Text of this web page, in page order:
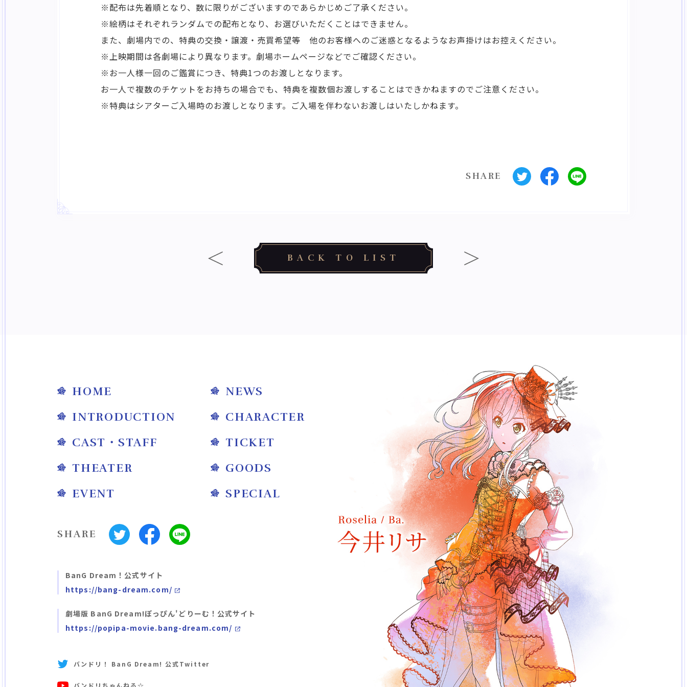
HOME NEWS
INTRODUCTION
※配布は先着順となり、数に限りがございますのであらかじめご了承ください。
※絵柄はそれぞれランダムでの配布となり、お選びいただくことはできません。
また、劇場内での、特典の交換・譲渡・売買希望等 他のお客様へのご迷惑となるようなお声掛けはお控えください。
※上映期間は各劇場により異なります。劇場ホームページなどでご確認ください。
※お一人様一回のご鑑賞につき、特典1つのお渡しとなります。
お一人で複数のチケットをお持ちの場合でも、特典を複数個お渡しすることはできかねますのでご注意ください。
※特典はシアターご入場時のお渡しとなります。ご入場を伴わないお渡しはいたしかねます。
SHARE
BACK TO LIST
HOME
NEWS
INTRODUCTION
CHARACTER
CAST・STAFF
TICKET
THEATER
GOODS
EVENT
SPECIAL
SHARE
BanG Dream！公式サイト
https://bang-dream.com/
劇場版 BanG Dream!ぽっぴん'どりーむ！公式サイト
https://popipa-movie.bang-dream.com/
バンドリ！ BanG Dream! 公式Twitter
バンドリちゃんねる☆